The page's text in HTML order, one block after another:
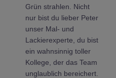
Grün strahlen. Nicht
nur bist du lieber Peter
unser Mal- und
Lackierexperte, du bist
ein wahnsinnig toller
Kollege, der das Team
unglaublich bereichert.